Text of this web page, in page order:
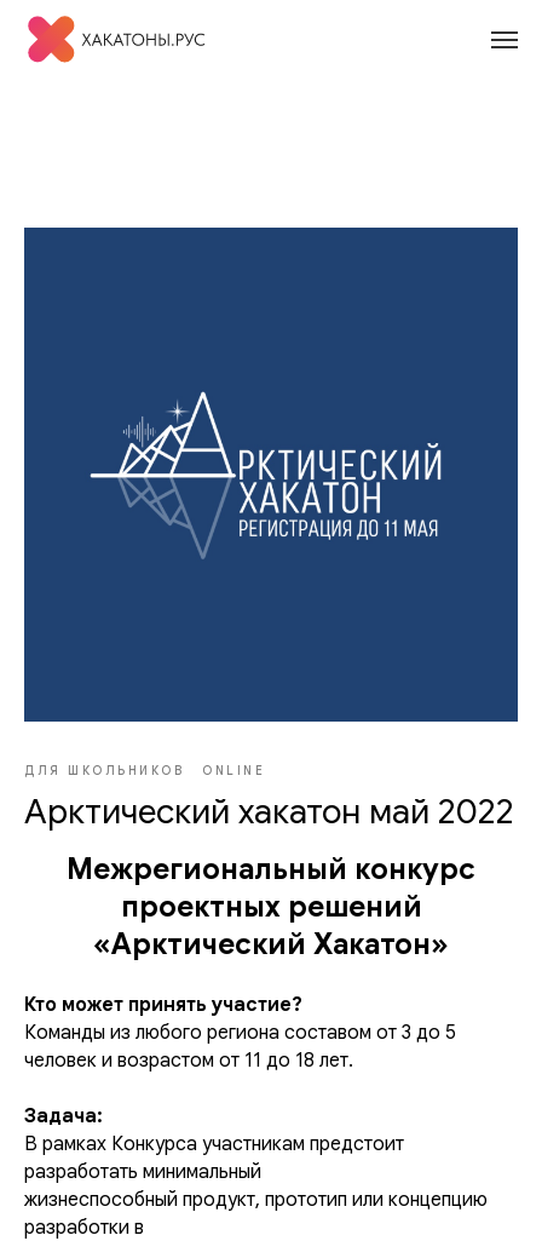
ДЛЯ ШКОЛЬНИКОВ ONLINE
Арктический хакатон май 2022
Межрегиональный конкурс
проектных решений
«Арктический Хакатон»
Кто может принять участие?
Команды из любого региона составом от 3 до 5
человек и возрастом от 11 до 18 лет.
Задача:
В рамках Конкурса участникам предстоит
разработать минимальный
жизнеспособный продукт, прототип или концепцию
разработки в